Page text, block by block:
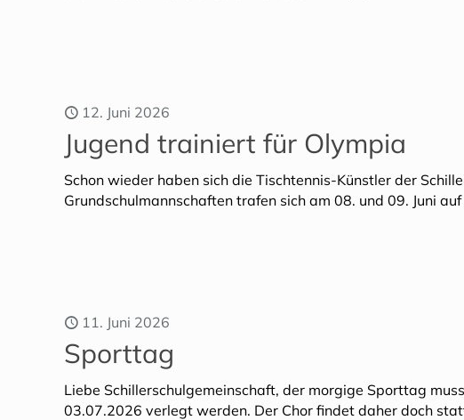
12. Juni 2026
Jugend trainiert für Olympia
Schon wieder haben sich die Tischtennis-Künstler der
Grundschulmannschaften trafen sich am 08. und 09. Juni
11. Juni 2026
Sporttag
Liebe Schillerschulgemeinschaft, der morgige Sporttag
03.07.2026 verlegt werden. Der Chor findet daher doch